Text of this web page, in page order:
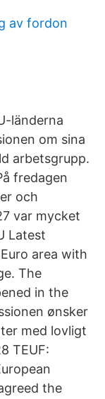
av fordon
länderna
om sina
arbetsgrupp.
fredagen
och
var mycket
Latest
area with
The
in the
ønsker
med lovligt
TEUF:
the